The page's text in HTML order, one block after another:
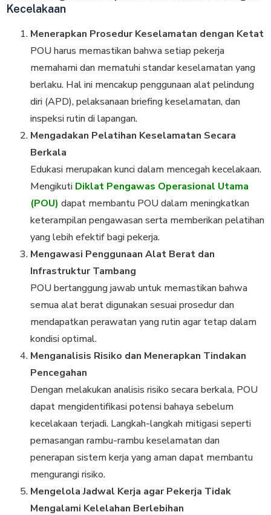
Kecelakaan
Menerapkan Prosedur Keselamatan dengan Ketat
POU harus memastikan bahwa setiap pekerja
memahami dan mematuhi standar keselamatan yang
berlaku. Hal ini mencakup penggunaan alat pelindung
diri (APD), pelaksanaan briefing keselamatan, dan
inspeksi rutin di lapangan.
Mengadakan Pelatihan Keselamatan Secara
Berkala
Edukasi merupakan kunci dalam mencegah kecelakaan.
Mengikuti Diklat Pengawas Operasional Utama
(POU) dapat membantu POU dalam meningkatkan
keterampilan pengawasan serta memberikan pelatihan
yang lebih efektif bagi pekerja.
Mengawasi Penggunaan Alat Berat dan
Infrastruktur Tambang
POU bertanggung jawab untuk memastikan bahwa
semua alat berat digunakan sesuai prosedur dan
mendapatkan perawatan yang rutin agar tetap dalam
kondisi optimal.
Menganalisis Risiko dan Menerapkan Tindakan
Pencegahan
Dengan melakukan analisis risiko secara berkala, POU
dapat mengidentifikasi potensi bahaya sebelum
kecelakaan terjadi. Langkah-langkah mitigasi seperti
pemasangan rambu-rambu keselamatan dan
penerapan sistem kerja yang aman dapat membantu
mengurangi risiko.
Mengelola Jadwal Kerja agar Pekerja Tidak
Mengalami Kelelahan Berlebihan